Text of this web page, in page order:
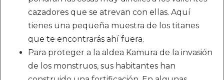
cazadores que se atrevan con ellas. Aquí
tienes una pequeña muestra de los titanes
que te encontrarás ahí fuera.
Para proteger a la aldea Kamura de la invasión
de los monstruos, sus habitantes han